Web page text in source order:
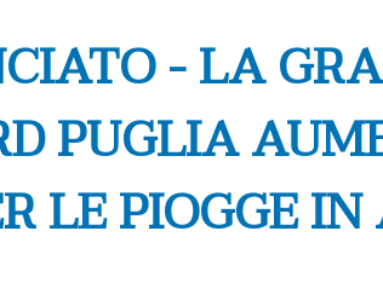
- LA
PUGLIA
LE PIOGGE